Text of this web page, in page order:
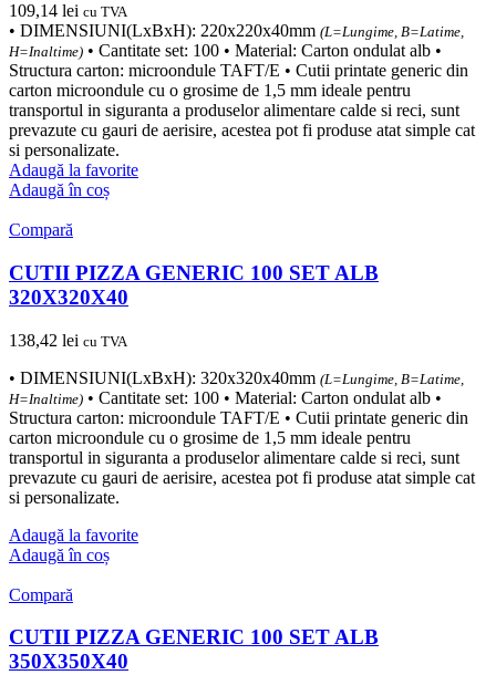
109,14 lei cu TVA
• DIMENSIUNI(LxBxH): 220x220x40mm (L=Lungime, B=Latime,
H=Inaltime) • Cantitate set: 100 • Material: Carton ondulat alb •
Structura carton: microondule TAFT/E • Cutii printate generic din
carton microondule cu o grosime de 1,5 mm ideale pentru
transportul in siguranta a produselor alimentare calde si reci, sunt
prevazute cu gauri de aerisire, acestea pot fi produse atat simple cat
si personalizate.
Adaugă la favorite
Adaugă în coș
Compară
CUTII PIZZA GENERIC 100 SET ALB
320X320X40
138,42 lei cu TVA
• DIMENSIUNI(LxBxH): 320x320x40mm (L=Lungime, B=Latime,
H=Inaltime) • Cantitate set: 100 • Material: Carton ondulat alb •
Structura carton: microondule TAFT/E • Cutii printate generic din
carton microondule cu o grosime de 1,5 mm ideale pentru
transportul in siguranta a produselor alimentare calde si reci, sunt
prevazute cu gauri de aerisire, acestea pot fi produse atat simple cat
si personalizate.
Adaugă la favorite
Adaugă în coș
Compară
CUTII PIZZA GENERIC 100 SET ALB
350X350X40